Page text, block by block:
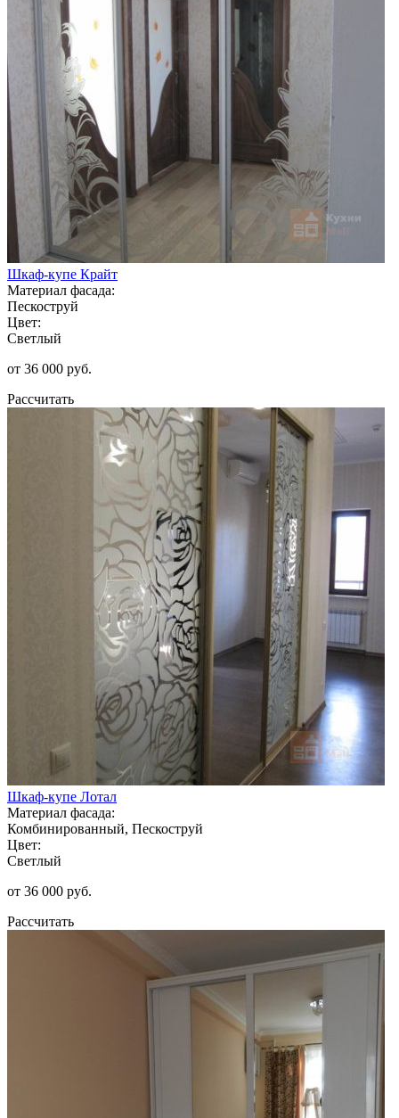
Шкаф-купе Крайт
Материал фасада:
Пескоструй
Цвет:
Светлый
от 36 000 руб.
Рассчитать
Шкаф-купе Лотал
Материал фасада:
Комбинированный, Пескоструй
Цвет:
Светлый
от 36 000 руб.
Рассчитать